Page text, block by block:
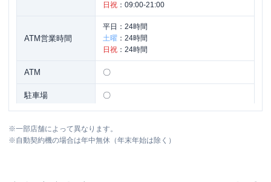
日祝 ： 09:00-21:00
ATM営業時間
平日： 24時間
土曜 ： 24時間
日祝 ： 24時間
ATM 〇
駐車場 〇
※一部店舗によって異なります。
※自動契約機の場合は年中無休（年末年始は除く）